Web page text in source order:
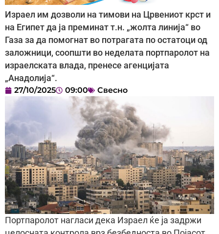
Израел им дозволи на тимови на Црвениот крст и
на Египет да ја преминат т.н. „жолта линија“ во
Газа за да помогнат во потрагата по остатоци од
заложници, соопшти во неделата портпаролот на
израелската влада, пренесе агенцијата
„Анадолија“.
27/10/2025 09:00 Свесно
Портпаролот нагласи дека Израел ќе ја задржи